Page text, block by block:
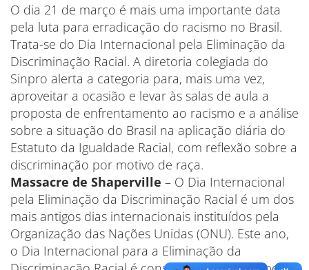
O dia 21 de março é mais uma importante data
pela luta para erradicação do racismo no Brasil.
Trata-se do Dia Internacional pela Eliminação da
Discriminação Racial. A diretoria colegiada do
Sinpro alerta a categoria para, mais uma vez,
aproveitar a ocasião e levar às salas de aula a
proposta de enfrentamento ao racismo e a análise
sobre a situação do Brasil na aplicação diária do
Estatuto da Igualdade Racial, com reflexão sobre a
discriminação por motivo de raça.
Massacre de Shaperville – O Dia Internacional
pela Eliminação da Discriminação Racial é um dos
mais antigos dias internacionais instituídos pela
Organização das Nações Unidas (ONU). Este ano,
o Dia Internacional para a Eliminação da